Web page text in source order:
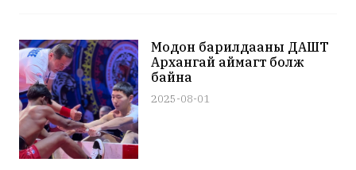
Модон барилдааны ДАШТ
Архангай аймагт болж
байна
2025-08-01